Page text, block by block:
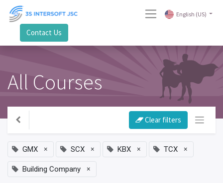
English (US)
Contact Us
All Courses
Clear filters
GMX × SCX × KBX × TCX ×
Building Company ×